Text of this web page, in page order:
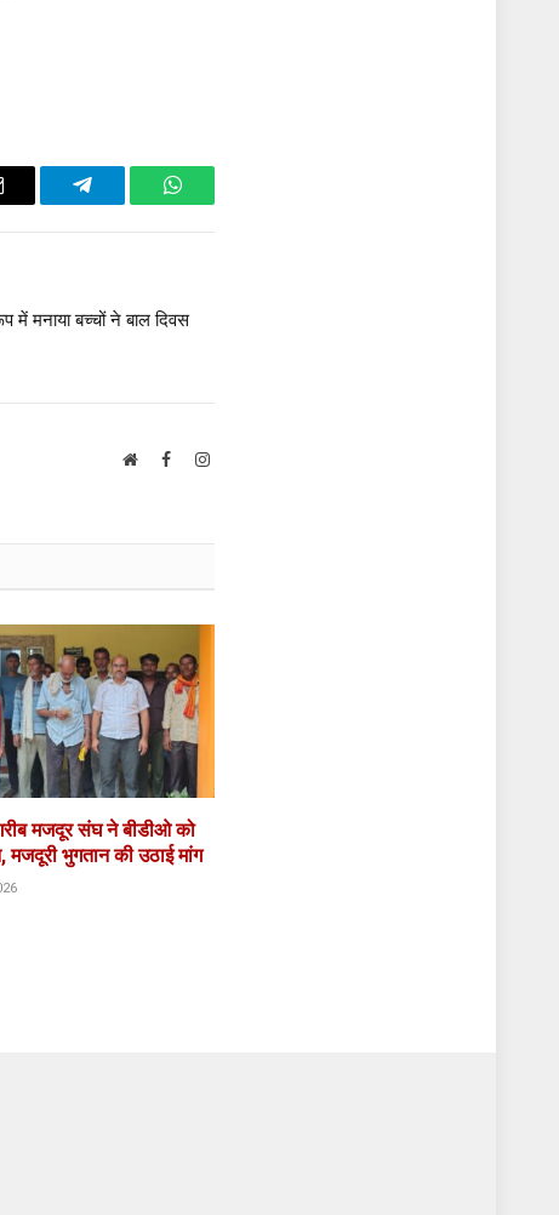
Telegram WhatsApp
में मनाया बच्चों ने बाल दिवस
WebsiteFacebookInstagram
मजदूर संघ ने बीडीओ को
मजदूरी भुगतान की उठाई मांग